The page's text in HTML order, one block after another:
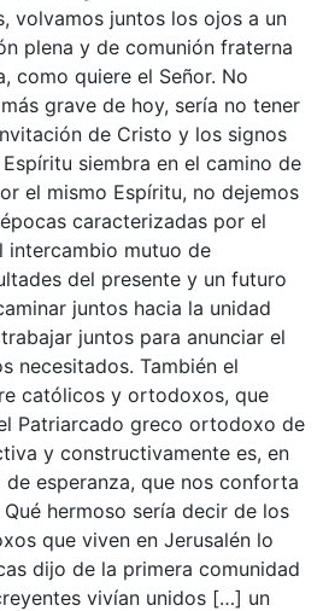
volvamos juntos los ojos a un
plena y de comunión fraterna
como quiere el Señor. No
grave de hoy, sería no tener
de Cristo y los signos
siembra en el camino de
el mismo Espíritu, no dejemos
caracterizadas por el
intercambio mutuo de
del presente y un futuro
juntos hacia la unidad
juntos para anunciar el
necesitados. También el
católicos y ortodoxos, que
Patriarcado greco ortodoxo de
y constructivamente es, en
esperanza, que nos conforta
hermoso sería decir de los
que viven en Jerusalén lo
dijo de la primera comunidad
vivían unidos […] un